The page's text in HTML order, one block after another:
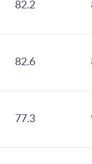
82.2
82.6
77.3